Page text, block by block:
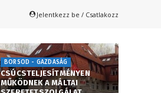
Jelentkezz be / Csatlakozz
BORSOD - GAZDASÁG
CSÚCSTELJESÍTMÉNYEN
MŰKÖDNEK A MÁLTAI